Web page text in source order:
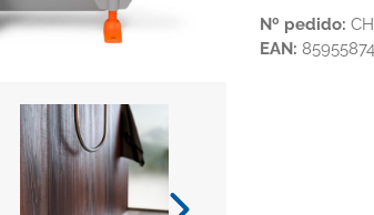
Nº pedido:
EAN: